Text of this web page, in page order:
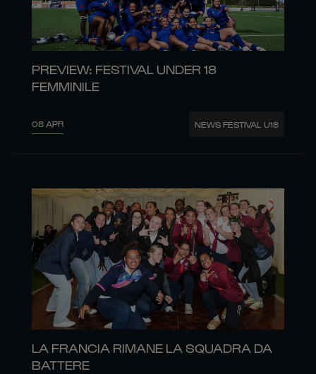
PREVIEW: FESTIVAL UNDER 18
FEMMINILE
08 APR NEWS FESTIVAL U18
LA FRANCIA RIMANE LA SQUADRA DA
BATTERE